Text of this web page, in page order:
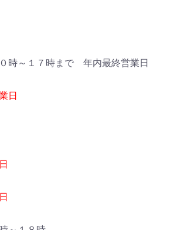
時～１７時まで 年内最終営業日
日